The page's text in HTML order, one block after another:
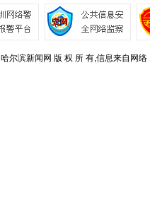
哈尔滨新闻网 版 权 所 有,信息来自网